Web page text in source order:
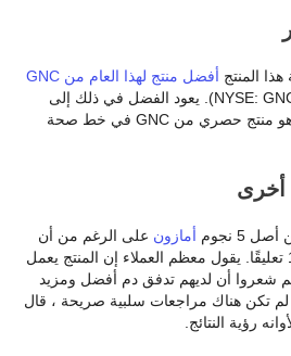
أفضل منتج لهذا العام من GNC
“للسنة الثانية على التوالي (NYSE: GNC). يعود الفضل في ذلك إلى
نجاح Nugenix Ultimate ، وهو منتج حصري من GNC في خط صحة
أمازون على الرغم من أن
هذا من ما يزيد قليلاً عن 140 تعليقًا. يقول معظم العملاء إن المنتج يعمل
شعروا أن لديهم تدفق دم أفضل ومزيد
لم تكن هناك مراجعات سلبية صريحة ، قال
رؤية النتائج.